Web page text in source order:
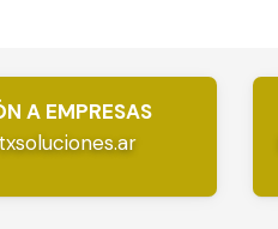
A EMPRESAS